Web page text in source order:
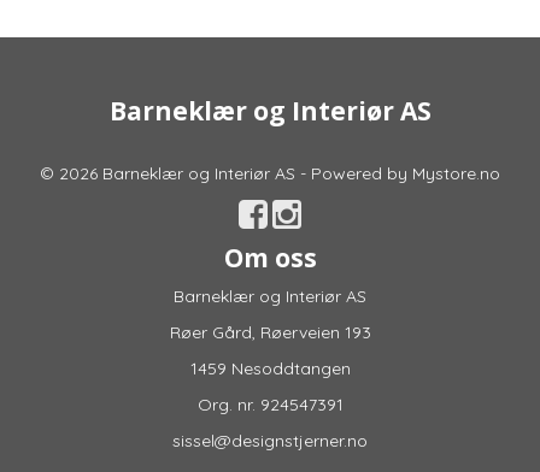
Barneklær og Interiør AS
© 2026 Barneklær og Interiør AS - Powered by Mystore.no
Om oss
Barneklær og Interiør AS
Røer Gård, Røerveien 193
1459 Nesoddtangen
Org. nr. 924547391
sissel@designstjerner.no